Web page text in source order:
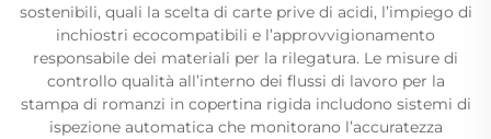
sostenibili, quali la scelta di carte prive di acidi, l’impiego di
inchiostri ecocompatibili e l’approvvigionamento
responsabile dei materiali per la rilegatura. Le misure di
controllo qualità all’interno dei flussi di lavoro per la
stampa di romanzi in copertina rigida includono sistemi di
ispezione automatica che monitorano l’accuratezza